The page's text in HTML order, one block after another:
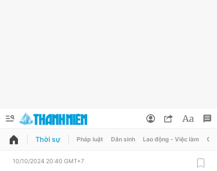
QUẢNG CÁO
Thời sự Pháp luật Dân sinh Lao động - Việc làm
10/10/2024 20:40 GMT+7